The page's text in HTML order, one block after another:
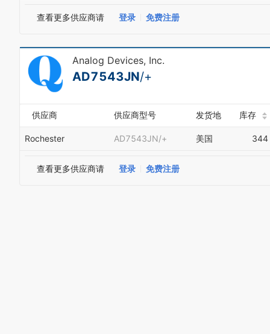
查看更多供应商请 登录 免费注册
Analog Devices, Inc.
AD7543JN/+
供应商 供应商型号 发货地 库存
Rochester AD7543JN/+ 美国 344
查看更多供应商请 登录 免费注册